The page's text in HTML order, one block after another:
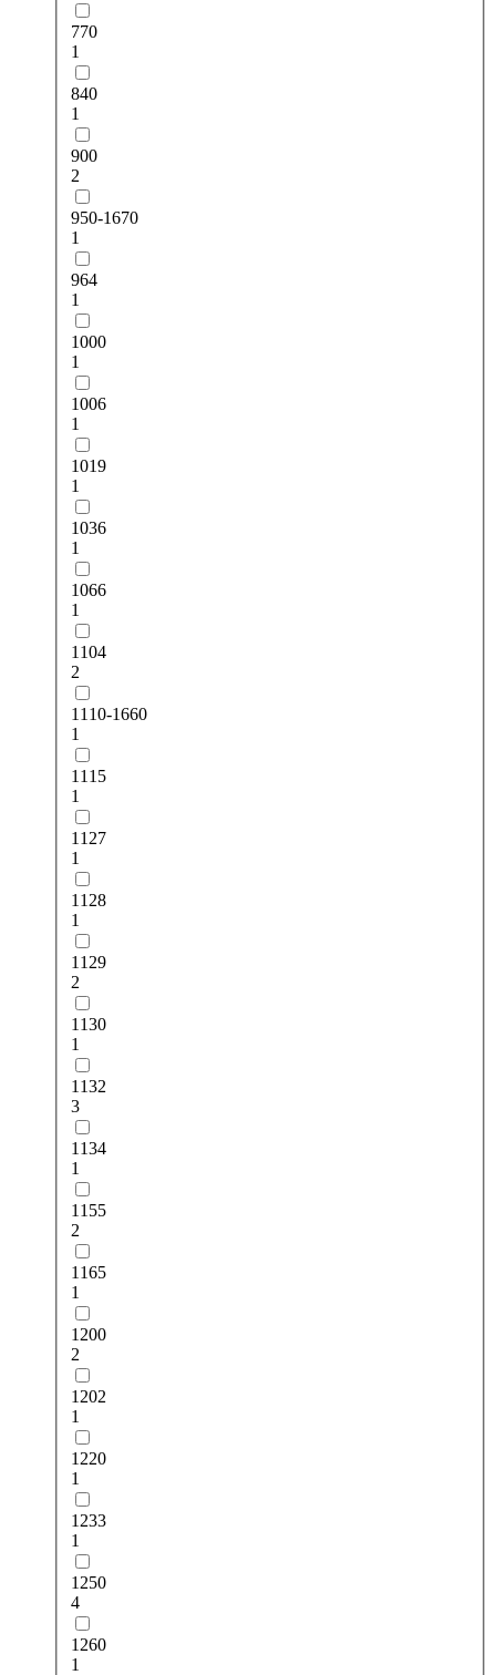
770
1
840
1
900
2
950-1670
1
964
1
1000
1
1006
1
1019
1
1036
1
1066
1
1104
2
1110-1660
1
1115
1
1127
1
1128
1
1129
2
1130
1
1132
3
1134
1
1155
2
1165
1
1200
2
1202
1
1220
1
1233
1
1250
4
1260
1